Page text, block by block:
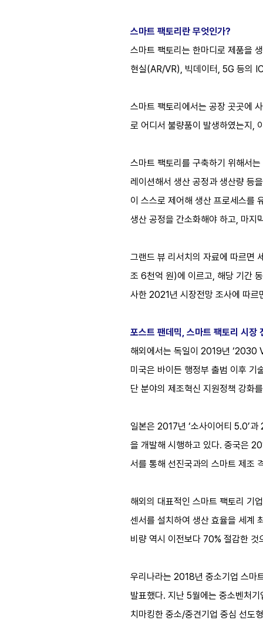
스마트 팩토리란 무엇인가?
스마트 팩토리는 한마디로 제품을
현실(AR/VR), 빅데이터, 5G 등의
스마트 팩토리에서는 공장 곳곳에
로 어디서 불량품이 발생하였는지,
스마트 팩토리를 구축하기 위해서
레이션해서 생산 공정과 생산량 등
이 스스로 제어해 생산 프로세스를
생산 공정을 간소화해야 하고, 마지
그랜드 뷰 리서치의 자료에 따르
조 6천억 원)에 이르고, 해당 기간
사한 2021년 시장전망 조사에 따
포스트 팬데믹, 스마트 팩토리 시장
해외에서는 독일이 2019년 ‘2030
미국은 바이든 행정부 출범 이후 기
단 분야의 제조혁신 지원정책 강화
일본은 2017년 ‘소사이어티 5.0’
을 개발해 시행하고 있다. 중국은
서를 통해 선진국과의 스마트 제조
해외의 대표적인 스마트 팩토리 기
센서를 설치하여 생산 효율을 세계
비량 역시 이전보다 70% 절감한 것
우리나라는 2018년 중소기업 스마
발표했다. 지난 5월에는 중소벤처
치마킹한 중소/중견기업 중심 선도